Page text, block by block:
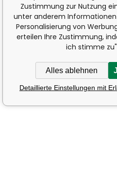
Zustimmung zur Nutzung
unter anderem
Personalisierung von
erteilen Ihre Zustimmung,
ich stimme
Alles ablehnen
Detaillierte Einstellungen mit